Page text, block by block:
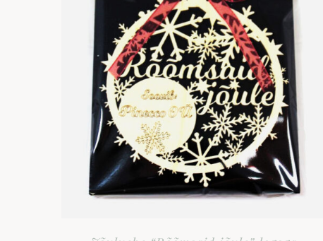
SELLEL
TOOTEL
MITU
VARIANTI.
VALIKUID
SAAB
TEHA
TOOTELEHEL.